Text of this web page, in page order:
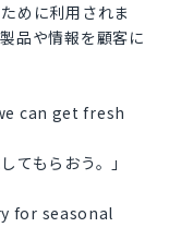
めに利用されま
品や情報を顧客に
can get fresh
てもらおう。」
for seasonal